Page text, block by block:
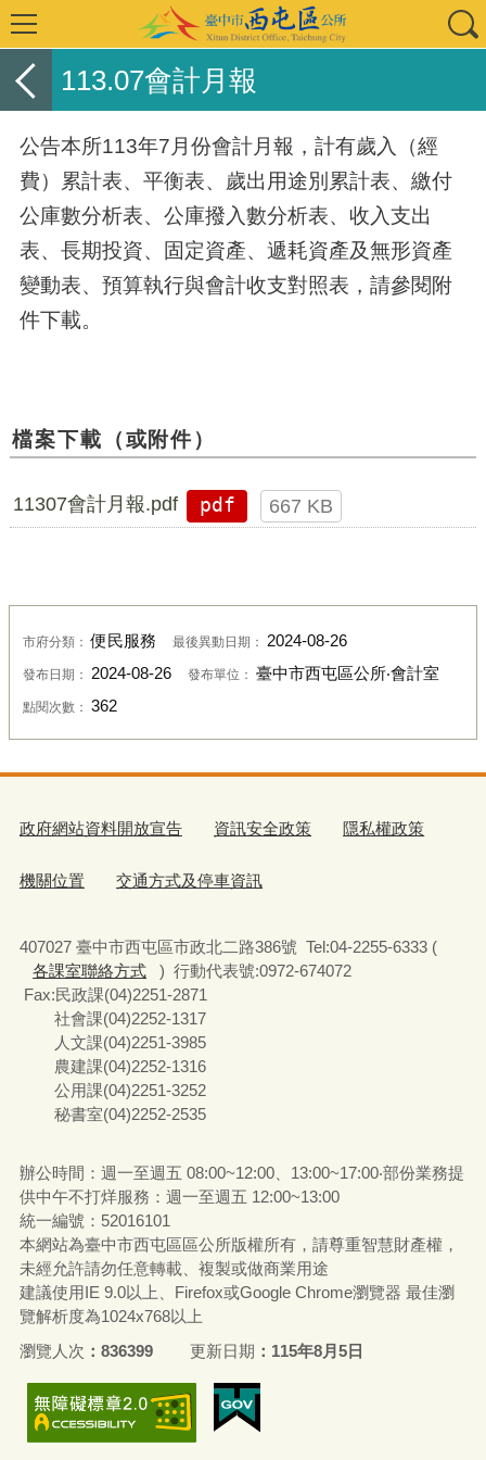
113.07會計月報
公告本所113年7月份會計月報，計有歲入（經
費）累計表、平衡表、歲出用途別累計表、繳付
公庫數分析表、公庫撥入數分析表、收入支出
表、長期投資、固定資產、遞耗資產及無形資產
變動表、預算執行與會計收支對照表，請參閱附
件下載。
檔案下載（或附件）
11307會計月報.pdf pdf 667 KB
市府分類：便民服務 最後異動日期： 2024-08-26
發布日期： 2024-08-26 發布單位： 臺中市西屯區公所‧會計室
點閱次數： 362
政府網站資料開放宣告 資訊安全政策 隱私權政策
機關位置 交通方式及停車資訊
407027 臺中市西屯區市政北二路386號 Tel:04-2255-6333 (
各課室聯絡方式
) 行動代表號:0972-674072
Fax:民政課(04)2251-2871
社會課(04)2252-1317
人文課(04)2251-3985
農建課(04)2252-1316
公用課(04)2251-3252
秘書室(04)2252-2535
辦公時間：週一至週五 08:00~12:00、13:00~17:00‧部份業務提
供中午不打烊服務：週一至週五 12:00~13:00
統一編號 ：52016101
本網站為臺中市西屯區區公所版權所有，請尊重智慧財產權，
未經允許請勿任意轉載、複製或做商業用途
建議使用IE 9.0以上、Firefox或Google Chrome瀏覽器 最佳瀏
覽解析度為1024x768以上
瀏覽人次
836399 更新日期 115年8月5日